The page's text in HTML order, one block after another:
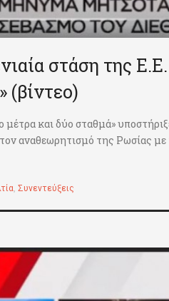
στάση της
(βίντεο)
μέτρα και δύο σταθμά»
αναθεωρητισμό της Ρωσίας
, Συνεντεύξεις